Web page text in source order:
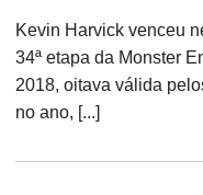
Kevin Harvick venceu
34ª etapa da Monster
2018, oitava válida
no ano, [...]